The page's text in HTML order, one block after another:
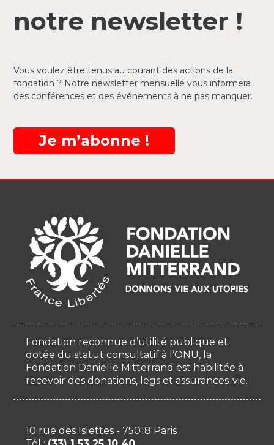
notre newsletter !
Vous voulez être tenus au courant des actions de la
fondation ? Notre newsletter mensuelle vous informera
des conférences et des événements à ne pas manquer.
Je m’abonne !
Fondation reconnue d’utilité publique et
dotée du statut consultatif à l’ONU, la
Fondation Danielle Mitterrand est habilitée à
recevoir des donations, legs et assurances-vie.
10 rue des Islettes - 75018 Paris